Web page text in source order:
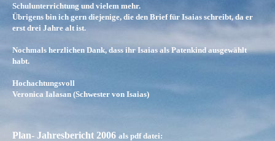
Schulunterrichtung und vielem mehr.
Übrigens bin ich gern diejenige, die den Brief für Isaias schreibt, da er
erst drei Jahre alt ist.
Nochmals herzlichen Dank, dass ihr Isaias als Patenkind ausgewählt
habt.
Hochachtungsvoll
Veronica Ialasan (Schwester von Isaias)
Plan- Jahresbericht 2006 als pdf datei: